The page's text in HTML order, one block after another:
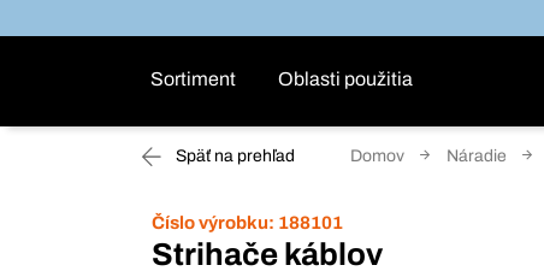
Sortiment Oblasti použitia
Späť na prehľad Domov Náradie
Číslo výrobku: 188101
Strihače káblov